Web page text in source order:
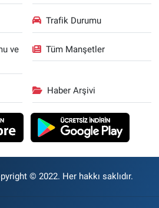
Trafik Durumu
ve
Tüm Manşetler
Haber Arşivi
© 2022. Her hakkı saklıdır.